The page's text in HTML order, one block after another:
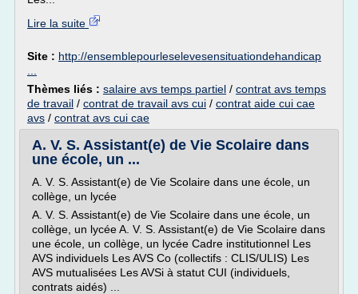
Lire la suite
Site : http://ensemblepourleselevesensituationdehandicap
Thèmes liés : salaire avs temps partiel / contrat avs temps
de travail / contrat de travail avs cui / contrat aide cui cae
avs / contrat avs cui cae
A. V. S. Assistant(e) de Vie Scolaire dans
une école, un ...
A. V. S. Assistant(e) de Vie Scolaire dans une école, un
collège, un lycée
A. V. S. Assistant(e) de Vie Scolaire dans une école, un
collège, un lycée A. V. S. Assistant(e) de Vie Scolaire dans
une école, un collège, un lycée Cadre institutionnel Les
AVS individuels Les AVS Co (collectifs : CLIS/ULIS) Les
AVS mutualisées Les AVSi à statut CUI (individuels,
contrats aidés) ...